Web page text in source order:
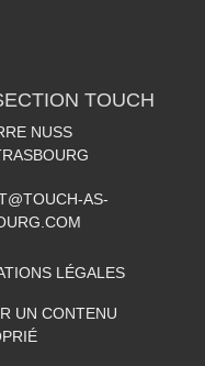
TOUCH
NUSS
AS-
LÉGALES
UN CONTENU